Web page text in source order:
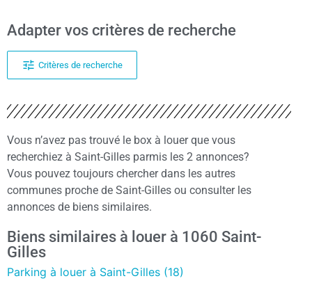
Adapter vos critères de recherche
Critères de recherche
Vous n’avez pas trouvé le box à louer que vous
recherchiez à Saint-Gilles parmis les 2 annonces?
Vous pouvez toujours chercher dans les autres
communes proche de Saint-Gilles ou consulter les
annonces de biens similaires.
Biens similaires à louer à 1060 Saint-
Gilles
Parking à louer à Saint-Gilles (18)